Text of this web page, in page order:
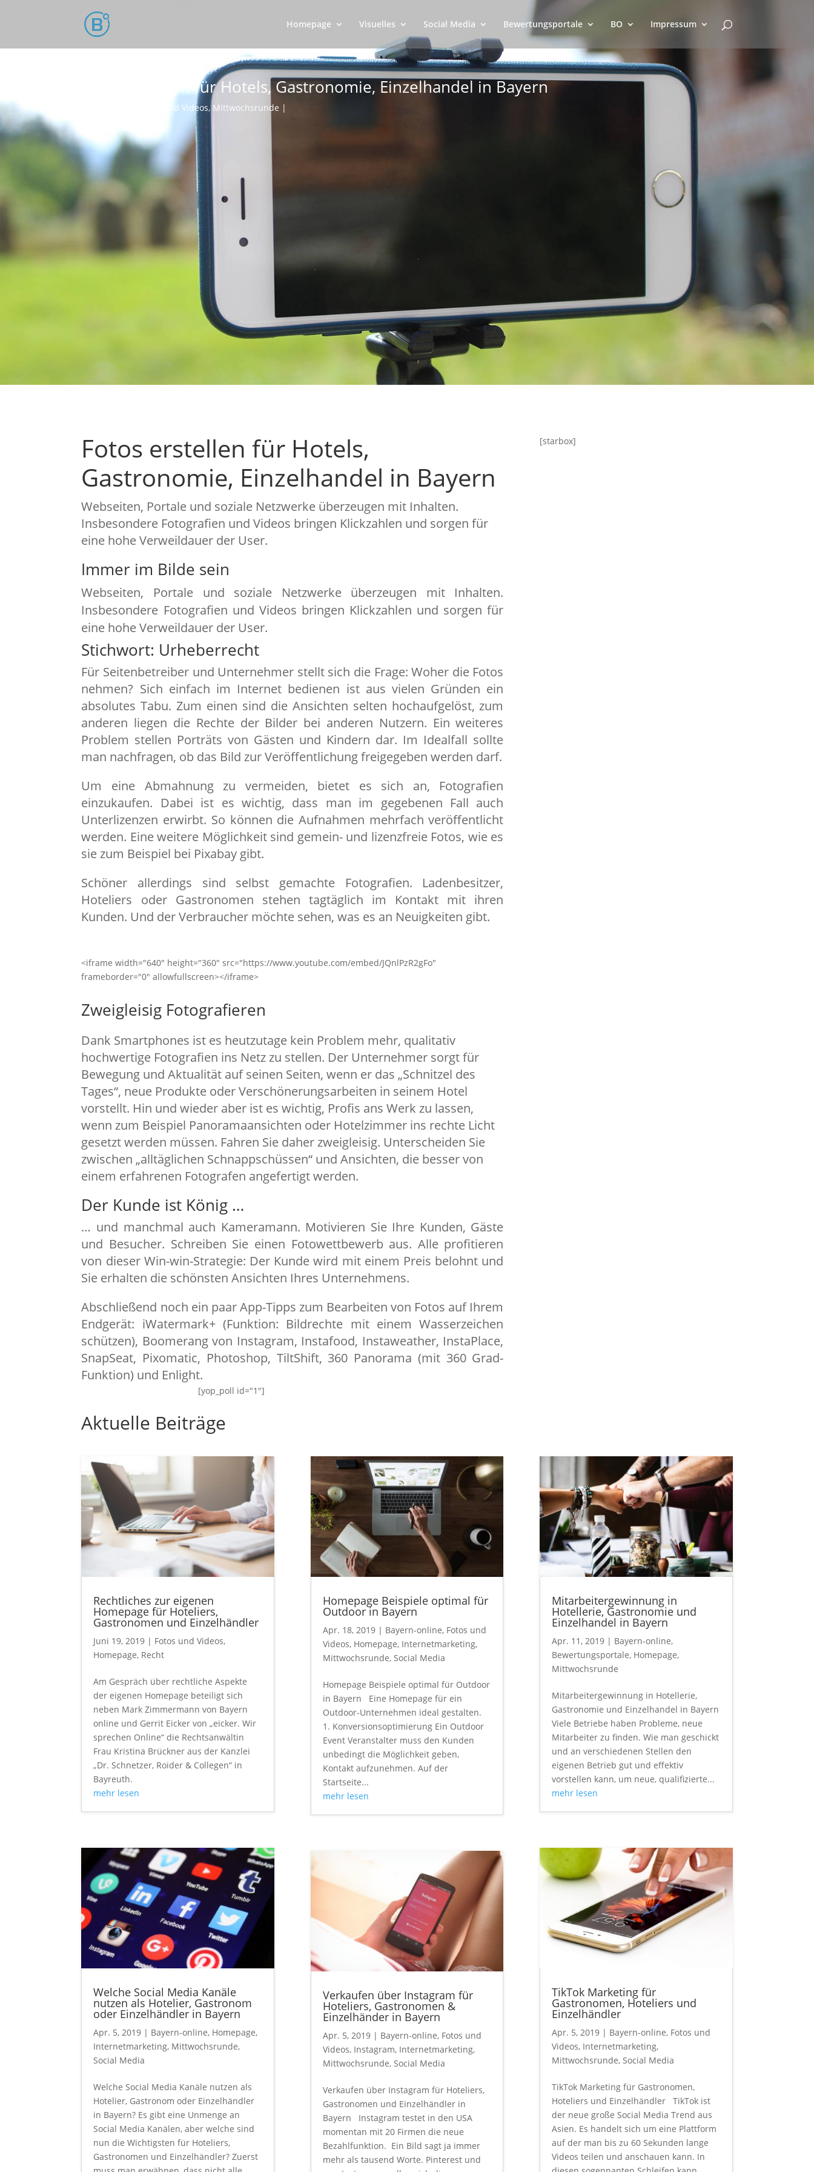
Homepage Visuelles Social Media Bewertungsportale BO Impressum
Fotos erstellen für Hotels, Gastronomie, Einzelhandel in Bayern
Fotos und Videos,Mittwochsrunde
Fotos erstellen für Hotels,
Gastronomie, Einzelhandel in Bayern
Webseiten, Portale und soziale Netzwerke überzeugen mit Inhalten.
Insbesondere Fotografien und Videos bringen Klickzahlen und sorgen für
eine hohe Verweildauer der User.
Immer im Bilde sein
Webseiten, Portale und soziale Netzwerke überzeugen mit Inhalten.
Insbesondere Fotografien und Videos bringen Klickzahlen und sorgen für
eine hohe Verweildauer der User.
Stichwort: Urheberrecht
Für Seitenbetreiber und Unternehmer stellt sich die Frage: Woher die Fotos
nehmen? Sich einfach im Internet bedienen ist aus vielen Gründen ein
absolutes Tabu. Zum einen sind die Ansichten selten hochaufgelöst, zum
anderen liegen die Rechte der Bilder bei anderen Nutzern. Ein weiteres
Problem stellen Porträts von Gästen und Kindern dar. Im Idealfall sollte
man nachfragen, ob das Bild zur Veröffentlichung freigegeben werden darf.
Um eine Abmahnung zu vermeiden, bietet es sich an, Fotografien
einzukaufen. Dabei ist es wichtig, dass man im gegebenen Fall auch
Unterlizenzen erwirbt. So können die Aufnahmen mehrfach veröffentlicht
werden. Eine weitere Möglichkeit sind gemein- und lizenzfreie Fotos, wie es
sie zum Beispiel bei Pixabay gibt.
Schöner allerdings sind selbst gemachte Fotografien. Ladenbesitzer,
Hoteliers oder Gastronomen stehen tagtäglich im Kontakt mit ihren
Kunden. Und der Verbraucher möchte sehen, was es an Neuigkeiten gibt.
<iframe width="640" height="360" src="https://www.youtube.com/embed/JQnlPzR2gFo"
frameborder="0" allowfullscreen></iframe>
Zweigleisig Fotografieren
Dank Smartphones ist es heutzutage kein Problem mehr, qualitativ
hochwertige Fotografien ins Netz zu stellen. Der Unternehmer sorgt für
Bewegung und Aktualität auf seinen Seiten, wenn er das „Schnitzel des
Tages“, neue Produkte oder Verschönerungsarbeiten in seinem Hotel
vorstellt. Hin und wieder aber ist es wichtig, Profis ans Werk zu lassen,
wenn zum Beispiel Panoramaansichten oder Hotelzimmer ins rechte Licht
gesetzt werden müssen. Fahren Sie daher zweigleisig. Unterscheiden Sie
zwischen „alltäglichen Schnappschüssen“ und Ansichten, die besser von
einem erfahrenen Fotografen angefertigt werden.
Der Kunde ist König …
… und manchmal auch Kameramann. Motivieren Sie Ihre Kunden, Gäste
und Besucher. Schreiben Sie einen Fotowettbewerb aus. Alle profitieren
von dieser Win-win-Strategie: Der Kunde wird mit einem Preis belohnt und
Sie erhalten die schönsten Ansichten Ihres Unternehmens.
Abschließend noch ein paar App-Tipps zum Bearbeiten von Fotos auf Ihrem
Endgerät: iWatermark+ (Funktion: Bildrechte mit einem Wasserzeichen
schützen), Boomerang von Instagram, Instafood, Instaweather, InstaPlace,
SnapSeat, Pixomatic, Photoshop, TiltShift, 360 Panorama (mit 360 Grad-
Funktion) und Enlight.
[starbox]
[yop_poll id="1"]
Aktuelle Beiträge
Rechtliches zur eigenen
Homepage für Hoteliers,
Gastronomen und Einzelhändler
Juni 19, 2019 | Fotos und Videos,
Homepage, Recht
Am Gespräch über rechtliche Aspekte
der eigenen Homepage beteiligt sich
neben Mark Zimmermann von Bayern
online und Gerrit Eicker von „eicker. Wir
sprechen Online“ die Rechtsanwältin
Frau Kristina Brückner aus der Kanzlei
„Dr. Schnetzer, Roider & Collegen“ in
Bayreuth.
mehr lesen
Welche Social Media Kanäle
nutzen als Hotelier, Gastronom
oder Einzelhändler in Bayern
Apr. 5, 2019 | Bayern-online, Homepage,
Internetmarketing, Mittwochsrunde,
Social Media
Welche Social Media Kanäle nutzen als
Hotelier, Gastronom oder Einzelhändler
in Bayern? Es gibt eine Unmenge an
Social Media Kanälen, aber welche sind
nun die Wichtigsten für Hoteliers,
Gastronomen und Einzelhändler? Zuerst
Homepage Beispiele optimal für
Outdoor in Bayern
Apr. 18, 2019| Bayern-online, Fotos und
Videos, Homepage, Internetmarketing,
Mittwochsrunde, Social Media
Homepage Beispiele optimal für Outdoor
in Bayern Eine Homepage für ein
Outdoor-Unternehmen ideal gestalten.
1. Konversionsoptimierung Ein Outdoor
Event Veranstalter muss den Kunden
unbedingt die Möglichkeit geben,
Kontakt aufzunehmen. Auf der
Startseite...
mehr lesen
Verkaufen über Instagram für
Hoteliers, Gastronomen &
Einzelhänder in Bayern
Apr. 5, 2019| Bayern-online, Fotos und
Videos, Instagram, Internetmarketing,
Mittwochsrunde, Social Media
Verkaufen über Instagram für Hoteliers,
Gastronomen und Einzelhändler in
Bayern Instagram testet in den USA
momentan mit 20 Firmen die neue
Bezahlfunktion. Ein Bild sagt ja immer
mehr als tausend Worte. Pinterest und
Mitarbeitergewinnung in
Hotellerie, Gastronomie und
Einzelhandel in Bayern
Apr. 11, 2019| Bayern-online,
Bewertungsportale, Homepage,
Mittwochsrunde
Mitarbeitergewinnung in Hotellerie,
Gastronomie und Einzelhandel in Bayern
Viele Betriebe haben Probleme, neue
Mitarbeiter zu finden. Wie man geschickt
und an verschiedenen Stellen den
eigenen Betrieb gut und effektiv
vorstellen kann, um neue, qualifizierte...
mehr lesen
TikTok Marketing für
Gastronomen, Hoteliers und
Einzelhändler
Apr. 5, 2019| Bayern-online, Fotos und
Videos, Internetmarketing,
Mittwochsrunde, Social Media
TikTok Marketing für Gastronomen,
Hoteliers und Einzelhändler TikTok ist
der neue große Social Media Trend aus
Asien. Es handelt sich um eine Plattform
auf der man bis zu 60 Sekunden lange
Videos teilen und anschauen kann. In